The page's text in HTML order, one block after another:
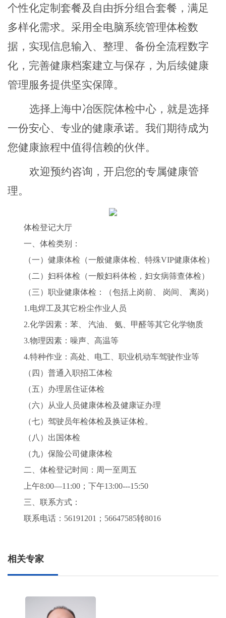
个性化定制套餐及自由拆分组合套餐，满足
多样化需求。采用全电脑系统管理体检数
据，实现信息输入、整理、备份全流程数字
化，完善健康档案建立与保存，为后续健康
管理服务提供坚实保障。
选择上海中冶医院体检中心，就是选择
一份安心、专业的健康承诺。我们期待成为
您健康旅程中值得信赖的伙伴。
欢迎预约咨询，开启您的专属健康管
理。
体检登记大厅
一、体检类别：
（一）健康体检（一般健康体检、特殊VIP健康体检）
（二）妇科体检（一般妇科体检，妇女病筛查体检）
（三）职业健康体检：（包括上岗前、 岗间、 离岗）
1.电焊工及其它粉尘作业人员
2.化学因素：苯、 汽油、 氨、甲醛等其它化学物质
3.物理因素：噪声、高温等
4.特种作业：高处、电工、职业机动车驾驶作业等
（四）普通入职招工体检
（五）办理居住证体检
（六）从业人员健康体检及健康证办理
（七）驾驶员年检体检及换证体检。
（八）出国体检
（九）保险公司健康体检
二、体检登记时间：周一至周五
上午8:00—11:00；下午13:00---15:50
三、联系方式：
联系电话：56191201；56647585转8016
相关专家